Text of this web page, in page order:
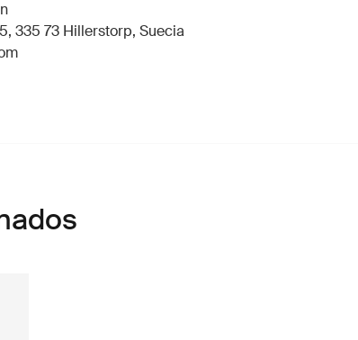
335 73 Hillerstorp, Suecia